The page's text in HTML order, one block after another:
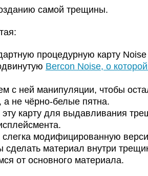
самой трещины.
процедурную карту
Bercon Noise, о
с ней манипуляции, чтобы
а не чёрно-белые пятна.
карту для выдавливания
слегка модифицированную
сделать материал внутри
от основного материала.